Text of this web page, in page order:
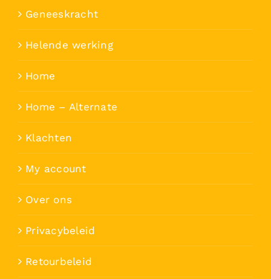
Geneeskracht
Helende werking
Home
Home – Alternate
Klachten
My account
Over ons
Privacybeleid
Retourbeleid